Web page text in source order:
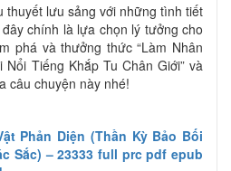
thuyết lưu sảng với những tình tiết
chính là lựa chọn lý tưởng cho
phá và thưởng thức “Làm Nhân
Tiếng Khắp Tu Chân Giới” và
câu chuyện này nhé!
Phản Diện (Thần Kỳ Bảo Bối
Sắc) – 23333 full prc pdf epub